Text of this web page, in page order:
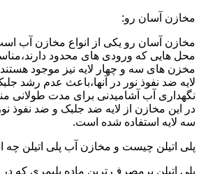
مخازن آسان رو:
مخازن آسان رو یکی از انواع مخازن آب
محل هایی که ورودی های محدود
مخزن های سه و چهار لایه نیز موجود هستند
لایه ضد نفوذ نور در آنها،باعث عدم رشد
نگهداری آب آشامیدنی برای مدت طولانی
در این مخازن از لایه ضد جلبک و ضد نفوذ
سه لایه استفاده شده است.
پلی اتیلن چیست و مخازن آب پلی اتیلن چه
پلی اتیلن پرمصرف ترین ماده پلیمری که